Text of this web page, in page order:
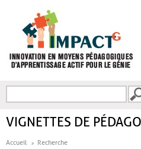
FORMULAIRE DE
VIGNETTES DE
Accueil Recherche